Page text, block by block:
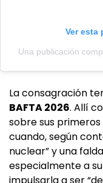
Ver esta
Una publicación
La consagración
BAFTA 2026. Allí
sobre sus primeros
cuando, según
nuclear” y una
especialmente a